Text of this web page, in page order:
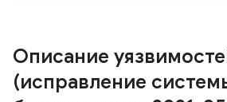
Описание
(исправление